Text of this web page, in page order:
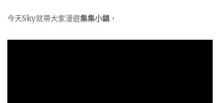
今天Sky就帶大家漫遊集集小鎮 ，